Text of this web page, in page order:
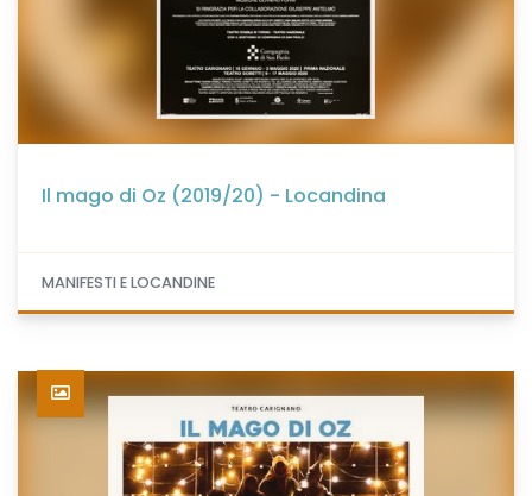
Il mago di Oz (2019/20) - Locandina
MANIFESTI E LOCANDINE